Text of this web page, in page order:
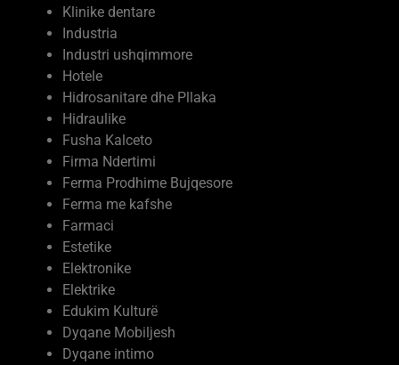
Industria
Industri ushqimmore
Hotele
Hidrosanitare dhe Pllaka
Hidraulike
Fusha Kalceto
Firma Ndertimi
Ferma Prodhime Bujqesore
Ferma me kafshe
Farmaci
Estetike
Elektronike
Elektrike
Edukim Kulturë
Dyqane Mobiljesh
Dyqane intimo
Dyqan Veshje